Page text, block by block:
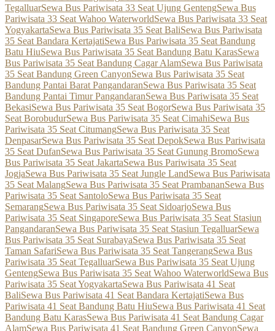
TegalluarSewa Bus Pariwisata 33 Seat Ujung GentengSewa Bus
Pariwisata 33 Seat Wahoo WaterworldSewa Bus Pariwisata 33 Seat
YogyakartaSewa Bus Pariwisata 35 Seat BaliSewa Bus Pariwisata
35 Seat Bandara KertajatiSewa Bus Pariwisata 35 Seat Bandung
Batu HiuSewa Bus Pariwisata 35 Seat Bandung Batu KarasSewa
Bus Pariwisata 35 Seat Bandung Cagar AlamSewa Bus Pariwisata
35 Seat Bandung Green CanyonSewa Bus Pariwisata 35 Seat
Bandung Pantai Barat PangandaranSewa Bus Pariwisata 35 Seat
Bandung Pantai Timur PangandaranSewa Bus Pariwisata 35 Seat
BekasiSewa Bus Pariwisata 35 Seat BogorSewa Bus Pariwisata 35
Seat BorobudurSewa Bus Pariwisata 35 Seat CimahiSewa Bus
Pariwisata 35 Seat CitumangSewa Bus Pariwisata 35 Seat
DenpasarSewa Bus Pariwisata 35 Seat DepokSewa Bus Pariwisata
35 Seat DufanSewa Bus Pariwisata 35 Seat Gunung BromoSewa
Bus Pariwisata 35 Seat JakartaSewa Bus Pariwisata 35 Seat
JogjaSewa Bus Pariwisata 35 Seat Jungle LandSewa Bus Pariwisata
35 Seat MalangSewa Bus Pariwisata 35 Seat PrambananSewa Bus
Pariwisata 35 Seat SantoloSewa Bus Pariwisata 35 Seat
SemarangSewa Bus Pariwisata 35 Seat SidoarjoSewa Bus
Pariwisata 35 Seat SingaporeSewa Bus Pariwisata 35 Seat Stasiun
PangandaranSewa Bus Pariwisata 35 Seat Stasiun TegalluarSewa
Bus Pariwisata 35 Seat SurabayaSewa Bus Pariwisata 35 Seat
Taman SafariSewa Bus Pariwisata 35 Seat TangerangSewa Bus
Pariwisata 35 Seat TegalluarSewa Bus Pariwisata 35 Seat Ujung
GentengSewa Bus Pariwisata 35 Seat Wahoo WaterworldSewa Bus
Pariwisata 35 Seat YogyakartaSewa Bus Pariwisata 41 Seat
BaliSewa Bus Pariwisata 41 Seat Bandara KertajatiSewa Bus
Pariwisata 41 Seat Bandung Batu HiuSewa Bus Pariwisata 41 Seat
Bandung Batu KarasSewa Bus Pariwisata 41 Seat Bandung Cagar
AlamSewa Bus Pariwisata 41 Seat Bandung Green CanyonSewa